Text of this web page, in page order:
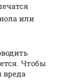
или
Чтобы